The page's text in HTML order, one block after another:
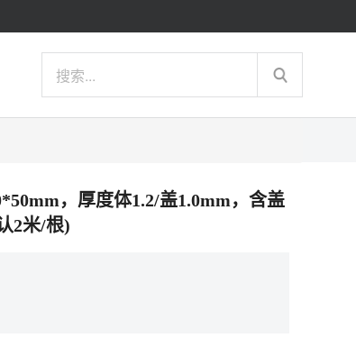
，厚度体1.2/盖1.0mm，含盖
2米/根)